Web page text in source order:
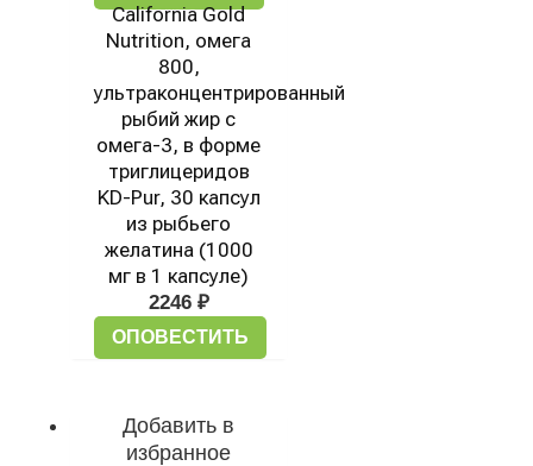
California Gold
Nutrition, омега
800,
ультраконцентрированный
рыбий жир с
омега-3, в форме
триглицеридов
KD-Pur, 30 капсул
из рыбьего
желатина (1000
мг в 1 капсуле)
2246 ₽
ОПОВЕСТИТЬ
Добавить в
избранное